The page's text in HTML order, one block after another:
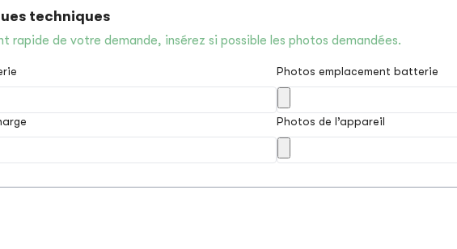
techniques
rapide de votre demande, insérez si possible les photos demandées.
Photos emplacement batterie
Photos de l’appareil